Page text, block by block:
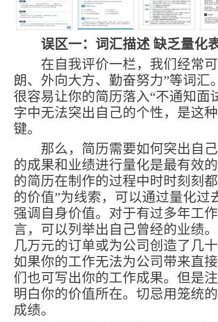
误区一：词汇描述 缺乏量化
在自我评价一栏，我们经常可
朗、外向大方、勤奋努力”等词汇
很容易让你的简历落入“不通知面
字中无法突出自己的个性，是这
键。
那么，简历需要如何突出自己
的成果和业绩进行量化是最有效
的简历在制作的过程中时时刻刻
的价值”为线索，可以通过量化过
强调自身价值。对于有过多年工
言，可以列举出自己曾经的业绩
几万元的订单或为公司创造了几
如果你的工作无法为公司带来直
们也可写出你的工作成果。但是
明白你的价值所在。切忌用笼统
成绩。